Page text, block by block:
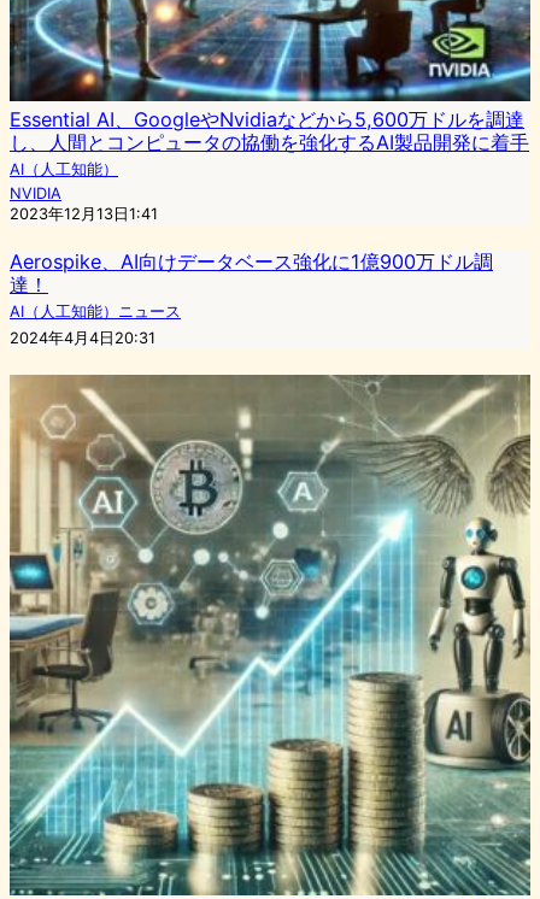
Essential AI、GoogleやNvidiaなどから5,600万ドルを調達
し、人間とコンピュータの協働を強化するAI製品開発に着手
AI（人工知能）
NVIDIA
2023年12月13日1:41
Aerospike、AI向けデータベース強化に1億900万ドル調
達！
AI（人工知能）ニュース
2024年4月4日20:31